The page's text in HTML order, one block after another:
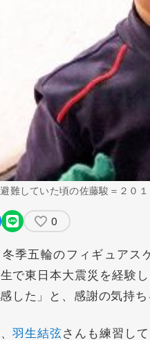
難していた頃の佐藤駿＝２０
0
季五輪のフィギュアス
で東日本大震災を経験
した」と、感謝の気持
羽生結弦さんも練習し